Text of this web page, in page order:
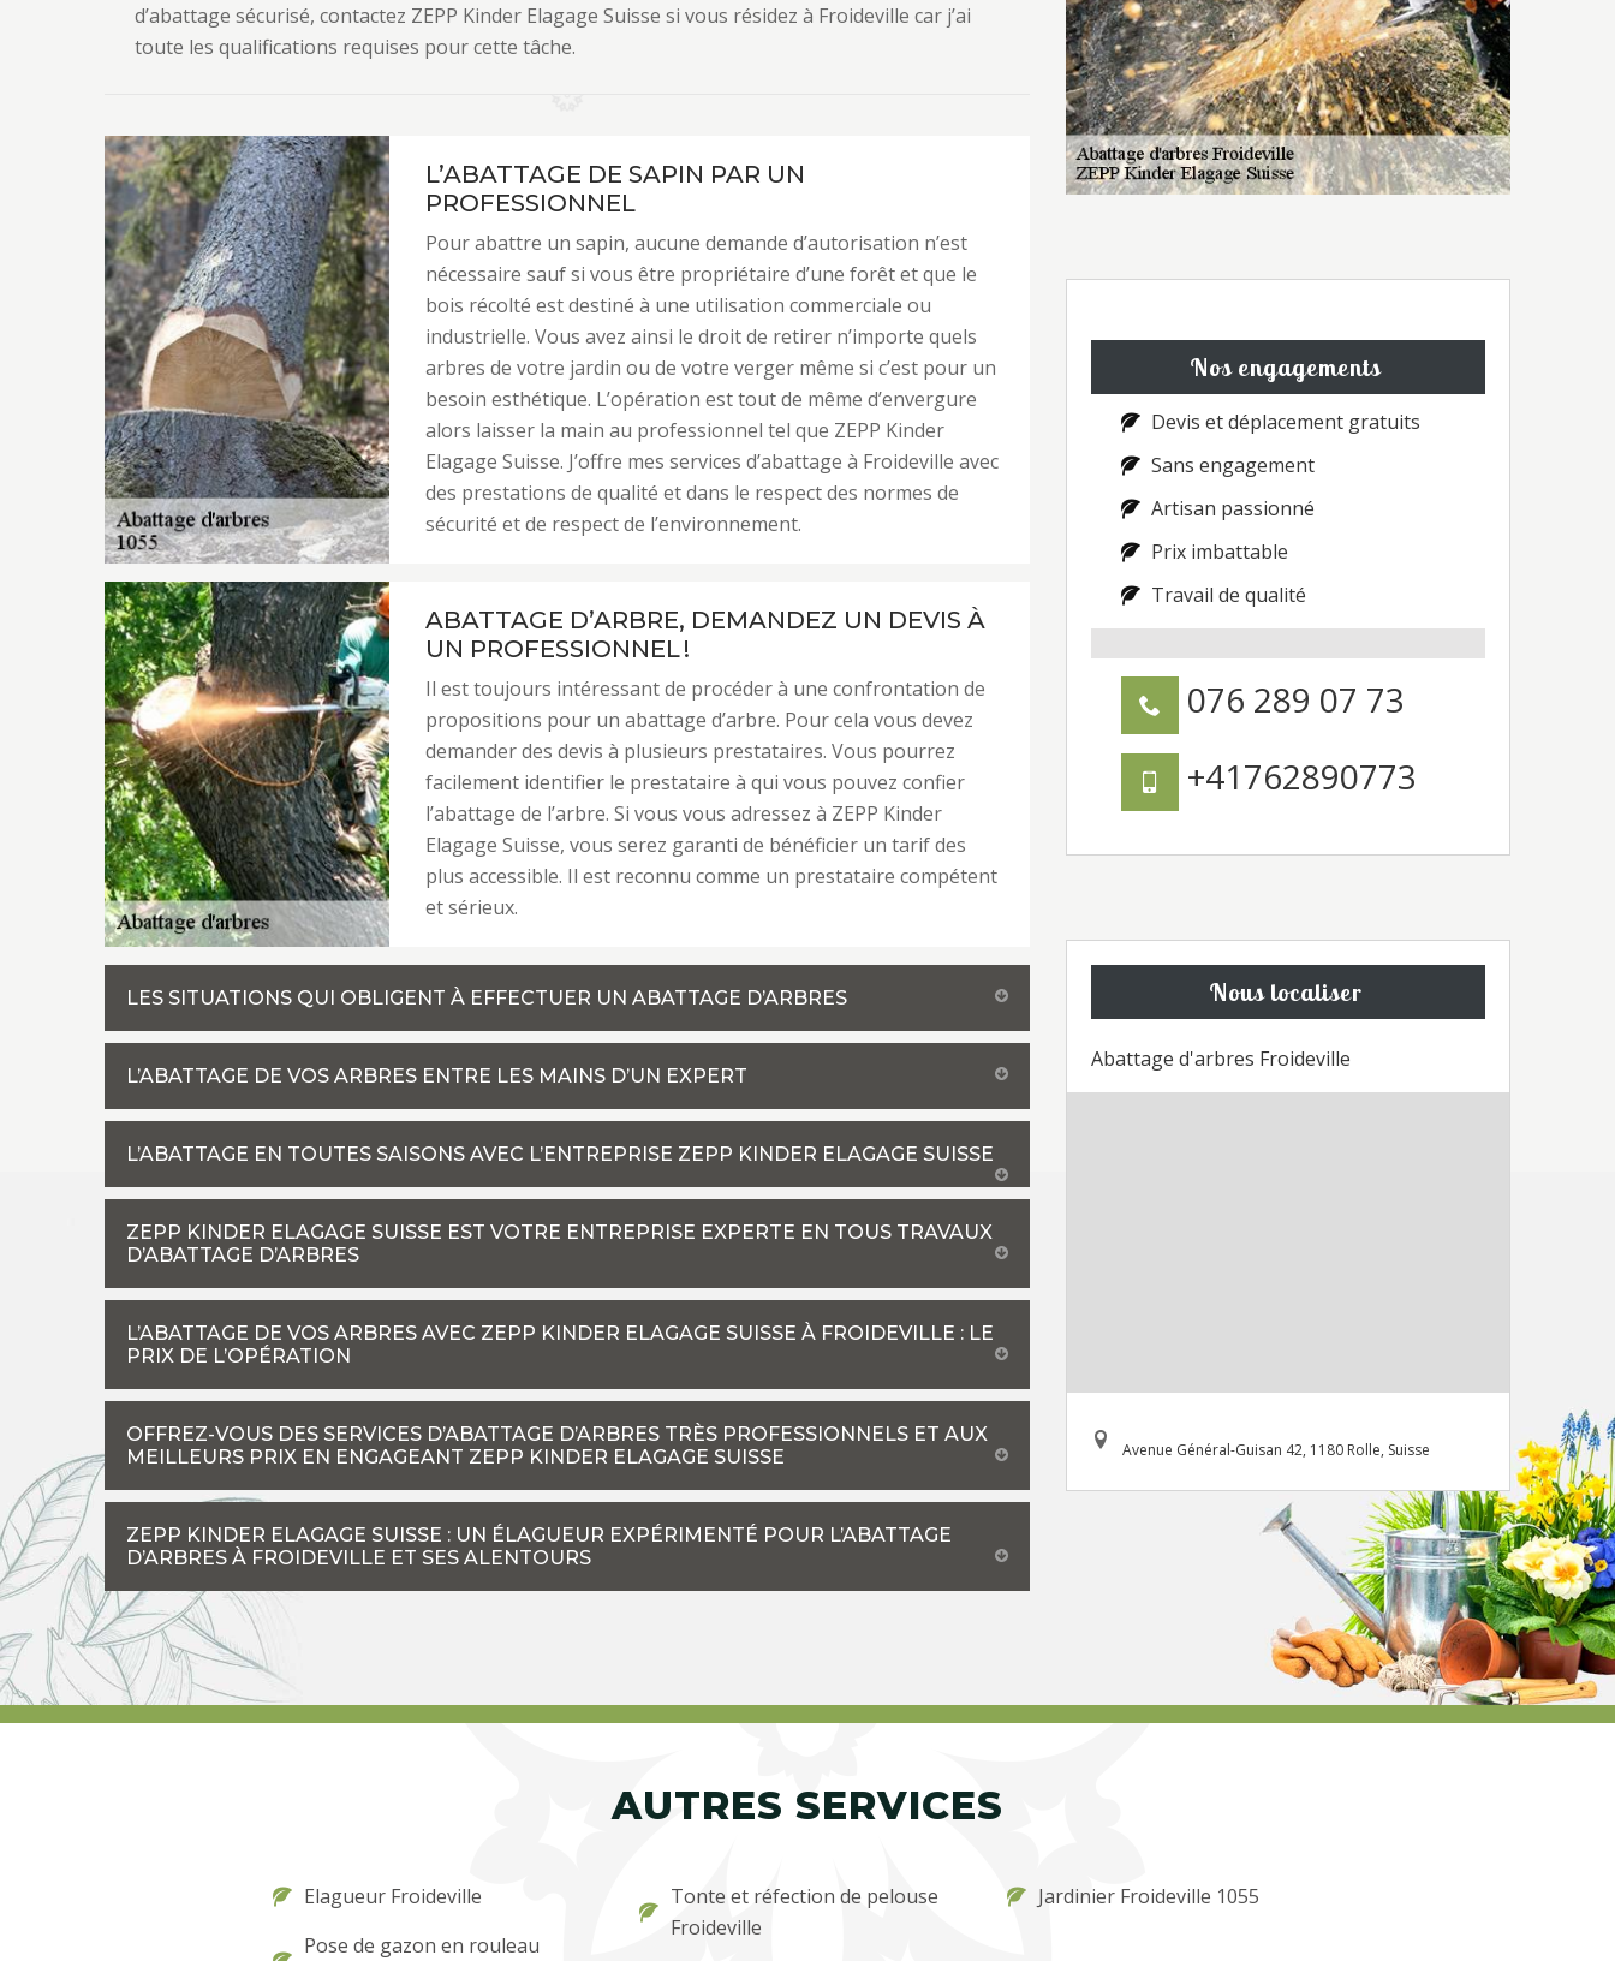
d’abattage sécurisé, contactez ZEPP Kinder Elagage Suisse si vous résidez à Froideville car j’ai
toute les qualifications requises pour cette tâche.
L’ABATTAGE DE SAPIN PAR UN
PROFESSIONNEL
Pour abattre un sapin, aucune demande d’autorisation n’est
nécessaire sauf si vous être propriétaire d’une forêt et que le
bois récolté est destiné à une utilisation commerciale ou
industrielle. Vous avez ainsi le droit de retirer n’importe quels
arbres de votre jardin ou de votre verger même si c’est pour un
besoin esthétique. L’opération est tout de même d’envergure
alors laisser la main au professionnel tel que ZEPP Kinder
Elagage Suisse. J’offre mes services d’abattage à Froideville avec
des prestations de qualité et dans le respect des normes de
sécurité et de respect de l’environnement.
ABATTAGE D’ARBRE, DEMANDEZ UN DEVIS À
UN PROFESSIONNEL !
Il est toujours intéressant de procéder à une confrontation de
propositions pour un abattage d’arbre. Pour cela vous devez
demander des devis à plusieurs prestataires. Vous pourrez
facilement identifier le prestataire à qui vous pouvez confier
l’abattage de l’arbre. Si vous vous adressez à ZEPP Kinder
Elagage Suisse, vous serez garanti de bénéficier un tarif des
plus accessible. Il est reconnu comme un prestataire compétent
et sérieux.
LES SITUATIONS QUI OBLIGENT À EFFECTUER UN ABATTAGE D’ARBRES
L’ABATTAGE DE VOS ARBRES ENTRE LES MAINS D’UN EXPERT
L’ABATTAGE EN TOUTES SAISONS AVEC L’ENTREPRISE ZEPP KINDER ELAGAGE SUISSE
ZEPP KINDER ELAGAGE SUISSE EST VOTRE ENTREPRISE EXPERTE EN TOUS TRAVAUX
D’ABATTAGE D’ARBRES
L’ABATTAGE DE VOS ARBRES AVEC ZEPP KINDER ELAGAGE SUISSE À FROIDEVILLE : LE
PRIX DE L’OPÉRATION
OFFREZ-VOUS DES SERVICES D’ABATTAGE D’ARBRES TRÈS PROFESSIONNELS ET AUX
MEILLEURS PRIX EN ENGAGEANT ZEPP KINDER ELAGAGE SUISSE
ZEPP KINDER ELAGAGE SUISSE : UN ÉLAGUEUR EXPÉRIMENTÉ POUR L’ABATTAGE
D’ARBRES À FROIDEVILLE ET SES ALENTOURS
Nos engagements
Devis et déplacement gratuits
Sans engagement
Artisan passionné
Prix imbattable
Travail de qualité
076 289 07 73
+41762890773
Nous localiser
Abattage d'arbres Froideville
Avenue Général-Guisan 42, 1180 Rolle, Suisse
AUTRES SERVICES
Elagueur Froideville
Pose de gazon en rouleau
Tonte et réfection de pelouse
Froideville
Jardinier Froideville 1055